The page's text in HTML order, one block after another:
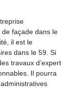
façade dans le
il est le
dans le 59. Si
travaux d’expert
Il pourra